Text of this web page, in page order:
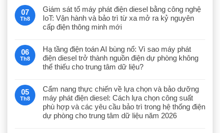
07
Th8
Giám sát tổ máy phát điện diesel bằng công nghệ
IoT: Vận hành và bảo trì từ xa mở ra kỷ nguyên
cấp điện thông minh mới
06
Th8
Hạ tầng điện toán AI bùng nổ: Vì sao máy phát
điện diesel trở thành nguồn điện dự phòng không
thể thiếu cho trung tâm dữ liệu?
05
Th8
Cẩm nang thực chiến về lựa chọn và bảo dưỡng
máy phát điện diesel: Cách lựa chọn công suất
phù hợp và các yêu cầu bảo trì trong hệ thống điện
dự phòng cho trung tâm dữ liệu năm 2026